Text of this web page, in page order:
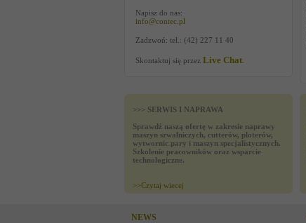
Napisz do nas:
info@contec.pl
Zadzwoń: tel.: (42) 227 11 40
Skontaktuj się przez Live Chat
>>> SERWIS I NAPRAWA
Sprawdź naszą ofertę w zakresie naprawy
maszyn szwalniczych, cutterów, ploterów,
wytwornic pary i maszyn specjalistycznych.
Szkolenie pracowników oraz wsparcie
technologiczne.
>>Czytaj wiecej
NEWS